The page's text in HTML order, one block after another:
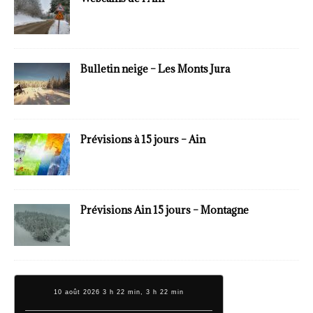
Bulletin neige – Les Monts Jura
Prévisions à 15 jours – Ain
Prévisions Ain 15 jours – Montagne
10 août 2026 3 h 22 min, 3 h 22 min